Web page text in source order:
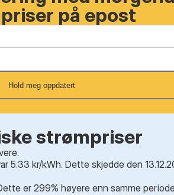
på epost
Hold meg oppdatert
strømpriser
5.33 kr/kWh. Dette skjedde den
er 299% høyere enn samme